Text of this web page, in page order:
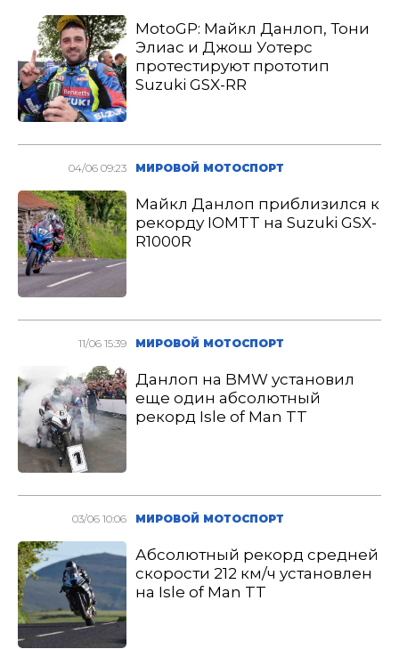
MotoGP: Майкл Данлоп, Тони
Элиас и Джош Уотерс
протестируют прототип
Suzuki GSX-RR
04/06 09:23 МИРОВОЙ МОТОСПОРТ
Майкл Данлоп приблизился к
рекорду IOMTT на Suzuki GSX-
R1000R
11/06 15:39 МИРОВОЙ МОТОСПОРТ
Данлоп на BMW установил
еще один абсолютный
рекорд Isle of Man TT
03/06 10:06 МИРОВОЙ МОТОСПОРТ
Абсолютный рекорд средней
скорости 212 км/ч установлен
на Isle of Man TT